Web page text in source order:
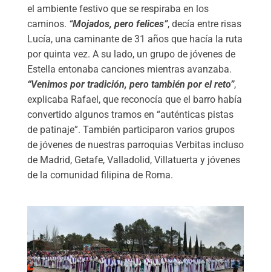
el ambiente festivo que se respiraba en los
caminos. “Mojados, pero felices”, decía entre risas
Lucía, una caminante de 31 años que hacía la ruta
por quinta vez. A su lado, un grupo de jóvenes de
Estella entonaba canciones mientras avanzaba.
“Venimos por tradición, pero también por el reto”,
explicaba Rafael, que reconocía que el barro había
convertido algunos tramos en “auténticas pistas
de patinaje”. También participaron varios grupos
de jóvenes de nuestras parroquias Verbitas incluso
de Madrid, Getafe, Valladolid, Villatuerta y jóvenes
de la comunidad filipina de Roma.